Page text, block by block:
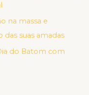
na massa e
suas amadas
do Batom com